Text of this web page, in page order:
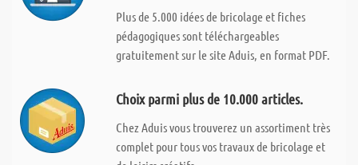
Plus de 5.000 idées de bricolage et fiches
pédagogiques sont téléchargeables
gratuitement sur le site Aduis, en format PDF.
Choix parmi plus de 10.000 articles.
Chez Aduis vous trouverez un assortiment très
complet pour tous vos travaux de bricolage et